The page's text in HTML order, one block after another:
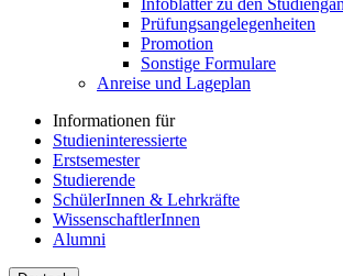
Infoblätter zu den
Prüfungsangelegenheiten
Promotion
Sonstige Formulare
Anreise und Lageplan
Informationen für
Studieninteressierte
Erstsemester
Studierende
SchülerInnen & Lehrkräfte
WissenschaftlerInnen
Alumni